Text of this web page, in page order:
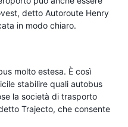
detto Autoroute Henry
in modo chiaro.
molto estesa. È così
stabilire quali autobus
la società di trasporto
Trajecto, che consente